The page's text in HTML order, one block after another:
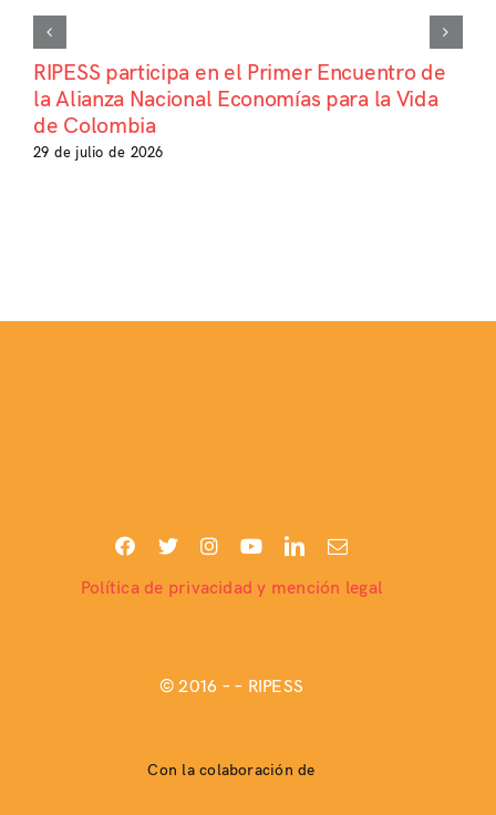
RIPESS participa en el Primer Encuentro de
la Alianza Nacional Economías para la Vida
de Colombia
29 de julio de 2026
Política de privacidad y mención legal
© 2016 –– RIPESS
Con la colaboración de